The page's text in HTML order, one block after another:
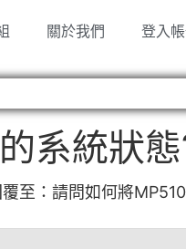
關於我們 登入
系統狀
覆至：請問如何將